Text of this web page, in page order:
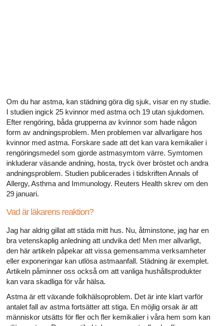
Alla artiklar om lupus
Om du har astma, kan städning göra dig sjuk, visar en ny studie.
I studien ingick 25 kvinnor med astma och 19 utan sjukdomen.
Efter rengöring, båda grupperna av kvinnor som hade någon
form av andningsproblem. Men problemen var allvarligare hos
kvinnor med astma. Forskare sade att det kan vara kemikalier i
rengöringsmedel som gjorde astmasymtom värre. Symtomen
inkluderar väsande andning, hosta, tryck över bröstet och andra
andningsproblem. Studien publicerades i tidskriften Annals of
Allergy, Asthma and Immunology. Reuters Health skrev om den
29 januari.
Vad är läkarens reaktion?
Jag har aldrig gillat att städa mitt hus. Nu, åtminstone, jag har en
bra vetenskaplig anledning att undvika det! Men mer allvarligt,
den här artikeln påpekar att vissa gemensamma verksamheter
eller exponeringar kan utlösa astmaanfall. Städning är exemplet.
Artikeln påminner oss också om att vanliga hushållsprodukter
kan vara skadliga för vår hälsa.
Astma är ett växande folkhälsoproblem. Det är inte klart varför
antalet fall av astma fortsätter att stiga. En möjlig orsak är att
människor utsätts för fler och fler kemikalier i våra hem som kan